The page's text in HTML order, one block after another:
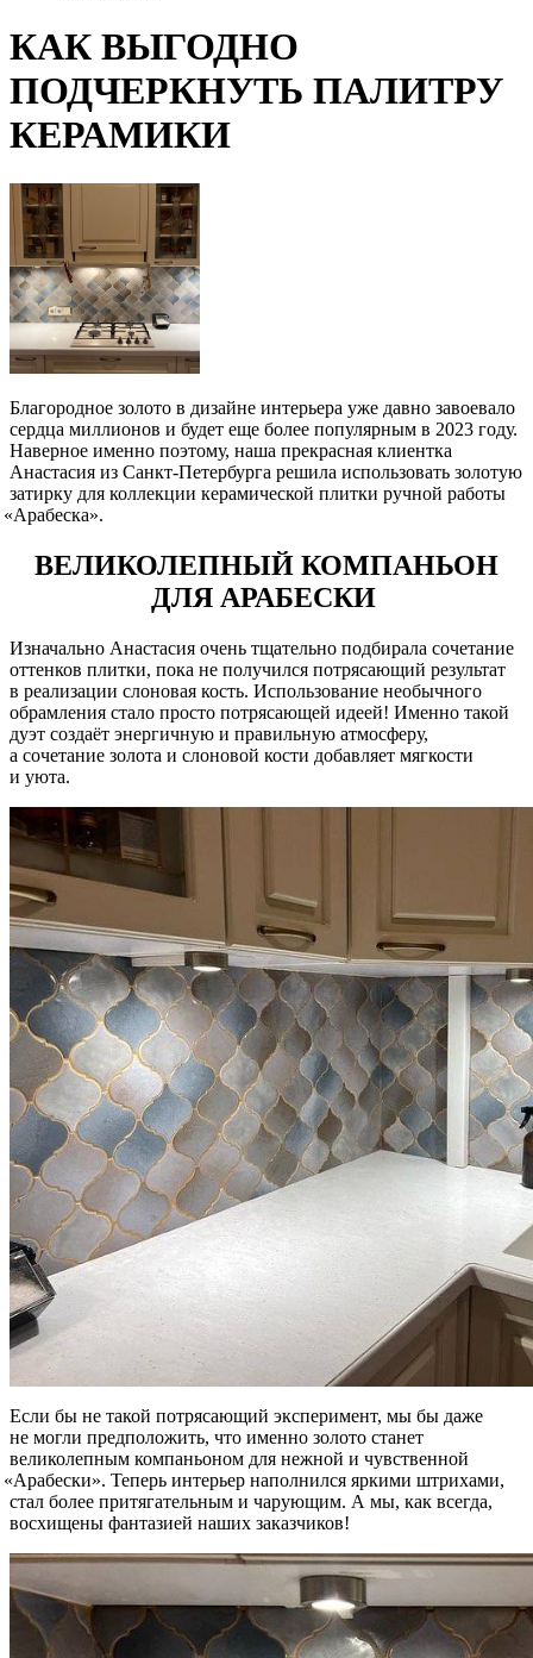
КАК ВЫГОДНО
ПОДЧЕРКНУТЬ ПАЛИТРУ
КЕРАМИКИ
Благородное золото в дизайне интерьера уже давно завоевало
сердца миллионов и будет еще более популярным в 2023 году.
Наверное именно поэтому, наша прекрасная клиентка
Анастасия из Санкт-Петербурга решила использовать золотую
затирку для коллекции керамической плитки ручной работы
«Арабеска».
ВЕЛИКОЛЕПНЫЙ КОМПАНЬОН
ДЛЯ АРАБЕСКИ
Изначально Анастасия очень тщательно подбирала сочетание
оттенков плитки, пока не получился потрясающий результат
в реализации слоновая кость. Использование необычного
обрамления стало просто потрясающей идеей! Именно такой
дуэт создаёт энергичную и правильную атмосферу,
а сочетание золота и слоновой кости добавляет мягкости
и уюта.
Если бы не такой потрясающий эксперимент, мы бы даже
не могли предположить, что именно золото станет
великолепным компаньоном для нежной и чувственной
«Арабески». Теперь интерьер наполнился яркими штрихами,
стал более притягательным и чарующим. А мы, как всегда,
восхищены фантазией наших заказчиков!